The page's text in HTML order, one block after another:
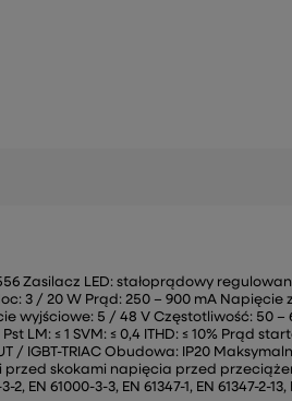
Zasilacz LED: stałoprądowy
3 / 20 W Prąd: 250 – 900 mA Napięcie
wyjściowe: 5 / 48 V Częstotliwość: 50 –
LM: ≤ 1 SVM: ≤ 0,4 ITHD: ≤ 10% Prąd
/ IGBT-TRIAC Obudowa: IP20
przed skokami napięcia przed
EN 61000-3-3, EN 61347-1, EN 61347-2-13,